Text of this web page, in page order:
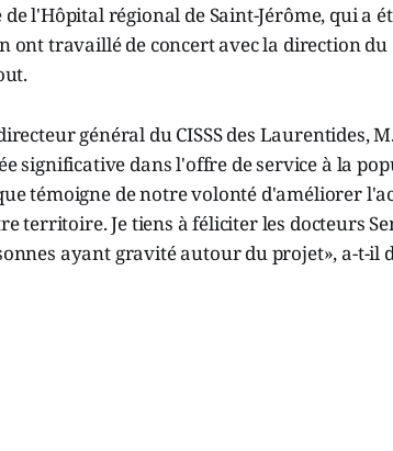
l'Hôpital régional de Saint-Jérôme, qui a
ont travaillé de concert avec la direction du
général du CISSS des Laurentides,
significative dans l'offre de service à la
témoigne de notre volonté d'améliorer
territoire. Je tiens à féliciter les docteurs
ayant gravité autour du projet», a-t-il